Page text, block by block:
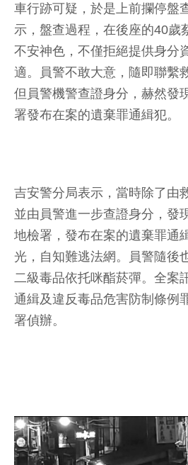
車行跡可疑，於是上前攔停盤
示，盤查過程，在後座的40歲
不安神色，不僅拒絕提供身分
適。員警不敢大意，隨即聯繫
但員警機警查證身分，赫然發
署發布在案的遺棄罪通緝犯。
吉安警分局表示，當時除了由
並由員警進一步查證身分，發
地檢署，發布在案的遺棄罪通
光，自知難逃法網。員警隨後
二級毒品依托咪酯菸彈。全案
通緝及違反毒品危害防制條例
署偵辦。